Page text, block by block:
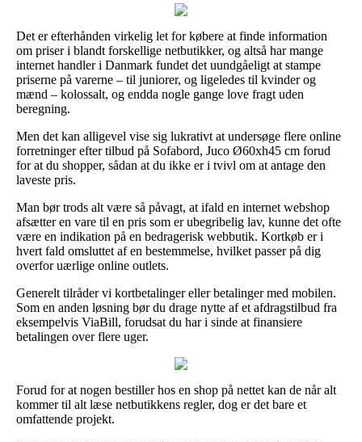
Det er efterhånden virkelig let for købere at finde information
om priser i blandt forskellige netbutikker, og altså har mange
internet handler i Danmark fundet det uundgåeligt at stampe
priserne på varerne – til juniorer, og ligeledes til kvinder og
mænd – kolossalt, og endda nogle gange love fragt uden
beregning.
Men det kan alligevel vise sig lukrativt at undersøge flere online
forretninger efter tilbud på Sofabord, Juco Ø60xh45 cm forud
for at du shopper, sådan at du ikke er i tvivl om at antage den
laveste pris.
Man bør trods alt være så påvagt, at ifald en internet webshop
afsætter en vare til en pris som er ubegribelig lav, kunne det ofte
være en indikation på en bedragerisk webbutik. Kortkøb er i
hvert fald omsluttet af en bestemmelse, hvilket passer på dig
overfor uærlige online outlets.
Generelt tilråder vi kortbetalinger eller betalinger med mobilen.
Som en anden løsning bør du drage nytte af et afdragstilbud fra
eksempelvis ViaBill, forudsat du har i sinde at finansiere
betalingen over flere uger.
Forud for at nogen bestiller hos en shop på nettet kan de når alt
kommer til alt læse netbutikkens regler, dog er det bare et
omfattende projekt.